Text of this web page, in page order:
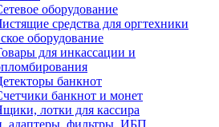
оборудование
средства для оргтехники
оборудование
для инкассации и
банкнот
банкнот и монет
лотки для кассира